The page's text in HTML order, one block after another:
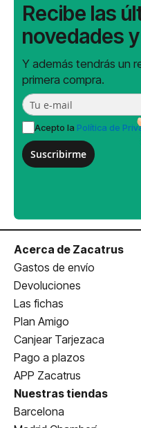
Recibe las
novedades
Y además tendrás un
primera compra.
Acepto la Política de
Suscribirme
Acerca de Zacatrus
Gastos de envío
Devoluciones
Las fichas
Plan Amigo
Canjear Tarjezaca
Pago a plazos
APP Zacatrus
Nuestras tiendas
Barcelona